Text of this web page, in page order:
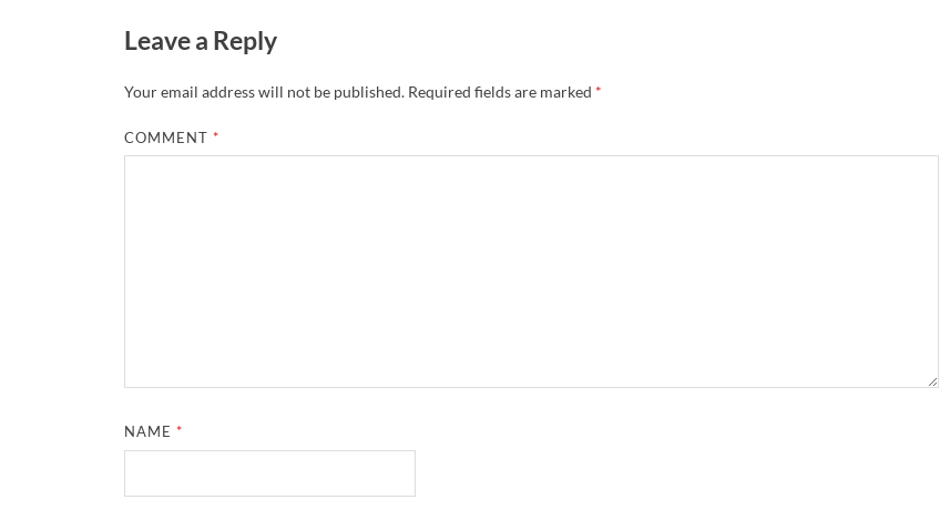
Leave a Reply
Your email address will not be published. Required fields are marked *
COMMENT*
NAME*